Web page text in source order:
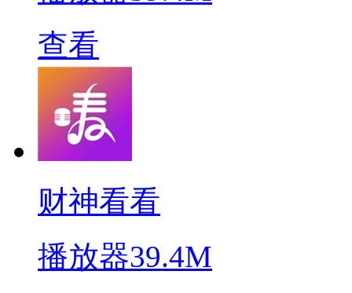
查看
财神看看
播放器39.4M